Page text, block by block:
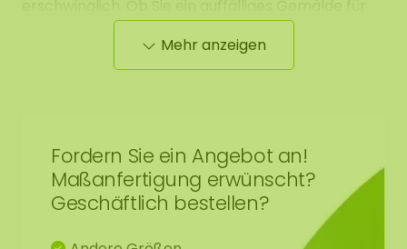
Ihr Wohnzimmer oder ein originelles Geschenk
suchen, es gibt immer ein Moosporträt, das gefällt.
Erhältlich in verschiedenen Designs,
Ergänzung für die Einrichtung eines Barbershops!
Unsere Moosporträts sind wunderschön,
Mehr anzeigen
Fordern Sie ein Angebot an!
Maßanfertigung erwünscht?
Geschäftlich bestellen?